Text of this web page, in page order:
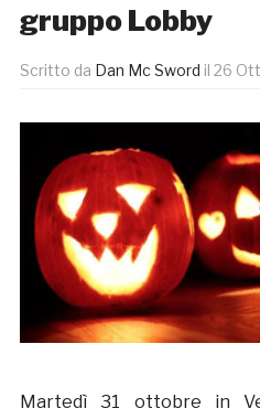
gruppo Lobby
Scritto da Dan Mc Sword il 26
Martedì 31 ottobre in